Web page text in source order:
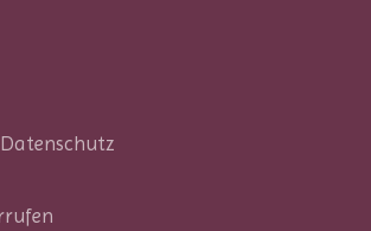
Datenschutz